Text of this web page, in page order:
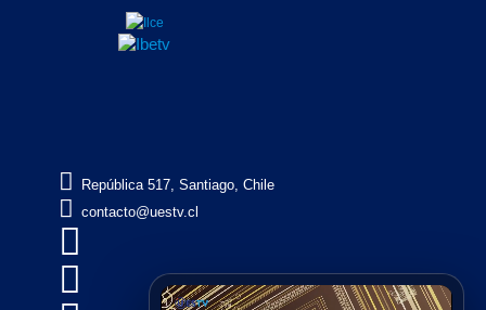
 República 517, Santiago, Chile
 contacto@uestv.cl

